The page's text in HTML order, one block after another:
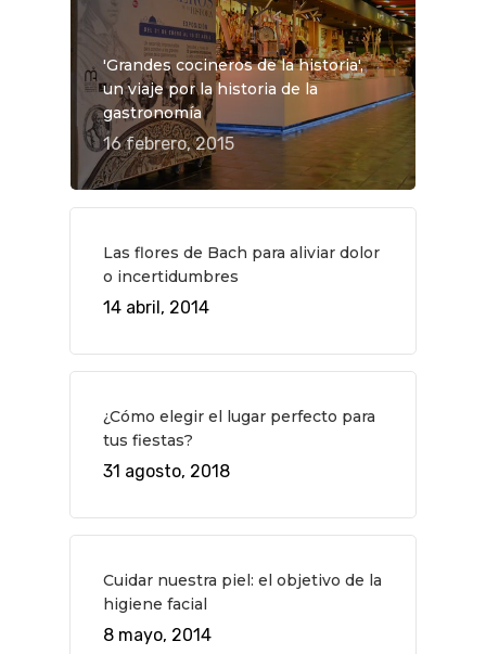
'Grandes cocineros de la historia',
un viaje por la historia de la
gastronomía
16 febrero, 2015
Las flores de Bach para aliviar dolor
o incertidumbres
14 abril, 2014
¿Cómo elegir el lugar perfecto para
tus fiestas?
31 agosto, 2018
Cuidar nuestra piel: el objetivo de la
higiene facial
8 mayo, 2014
Museos Y
Teatro
Música
Restaurantes
Rutas Por Madrid
Gastro
BEAUTY